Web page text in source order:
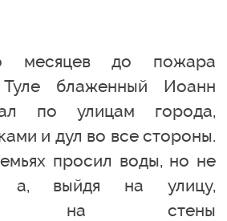
месяцев до пожара
блаженный Иоанн
по улицам города,
и дул во все стороны.
просил воды, но не
а, выйдя на улицу,
на стены